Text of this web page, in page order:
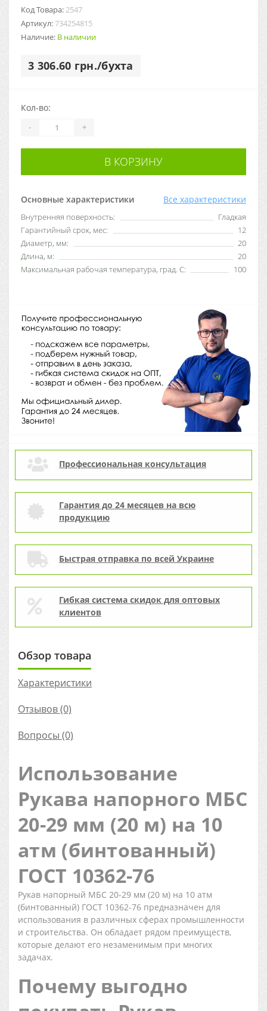
Код Товара:2547
Артикул:734254815
Наличие: В наличии
3 306.60 грн./бухта
Основные характеристики Все характеристики
Внутренняя поверхность:
Гладкая
Гарантийный срок, мес:
12
Диаметр, мм:
20
Длина, м:
20
Максимальная рабочая температура, град. С:
100
Кол-во:
- +
В КОРЗИНУ
Профессиональная консультация
Гарантия до 24 месяцев на всю
продукцию
Быстрая отправка по всей Украине
Гибкая система скидок для оптовых
клиентов
Обзор товара
Характеристики
Отзывов (0)
Вопросы (0)
Использование
Рукава напорного МБС
20-29 мм (20 м) на 10
атм (бинтованный)
ГОСТ 10362-76
Рукав напорный МБС 20-29 мм (20 м) на 10 атм
(бинтованный) ГОСТ 10362-76 предназначен для
использования в различных сферах промышленности
и строительства. Он обладает рядом преимуществ,
которые делают его незаменимым при многих
задачах.
Почему выгодно